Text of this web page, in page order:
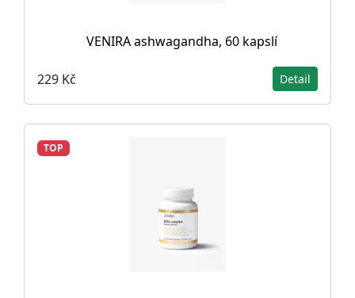
VENIRA ashwagandha, 60 kapslí
229 Kč Detail
TOP